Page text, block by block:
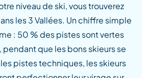
niveau de ski, vous trouverez
les 3 Vallées. Un chiffre simple
: 50 % des pistes sont vertes
pendant que les bons skieurs se
pistes techniques, les skieurs